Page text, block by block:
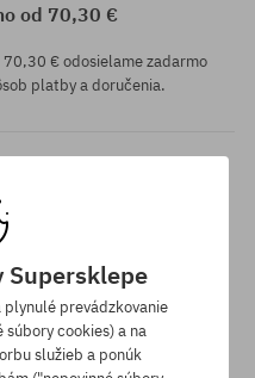
od 70,30 €
€ odosielame zadarmo
platby a doručenia.
ceny
nájdeš ten istý produkt v
Supersklepe
plynulé prevádzkovanie
cookies) a na
služieb a ponúk